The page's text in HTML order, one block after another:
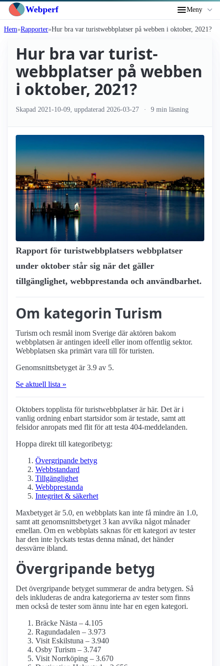
Webperf Meny
Hem Rapporter Hur bra var turist­webbplatser på webben i oktober, 2021?
Hur bra var turist­
webbplatser på webben
i oktober, 2021?
Skapad 2021-10-09 , uppdaterad 2026-03-27 9 min läsning
Rapport för turist­webbplatsers webbplatser
under oktober står sig när det gäller
tillgänglighet, webbprestanda och användbarhet.
Om kategorin Turism
Turism och resmål inom Sverige där aktören bakom
webbplatsen är antingen ideell eller inom offentlig sektor.
Webbplatsen ska primärt vara till för turisten.
Genomsnittsbetyget är 3.9 av 5.
Se aktuell lista »
Oktobers topplista för turist­webbplatser är här. Det är i
vanlig ordning enbart startsidor som är testade, samt att
felsidor anropats med flit för att testa 404-meddelanden.
Hoppa direkt till kategoribetyg:
Övergripande betyg
Webbstandard
Tillgänglighet
Webbprestanda
Integritet & säkerhet
Maxbetyget är 5.0, en webbplats kan inte få mindre än 1.0,
samt att genomsnittsbetyget 3 kan avvika något månader
emellan. Om en webbplats saknas för ett kategori av tester
har den inte lyckats testas denna månad, det händer
dessvärre ibland.
Övergripande betyg
Det övergripande betyget summerar de andra betygen. Så
dels inkluderas de andra kategorierna av tester som finns
men också de tester som ännu inte har en egen kategori.
Bräcke Nästa – 4.105
Ragundadalen – 3.973
Visit Eskilstuna – 3.940
Osby Turism – 3.747
Visit Norrköping – 3.670